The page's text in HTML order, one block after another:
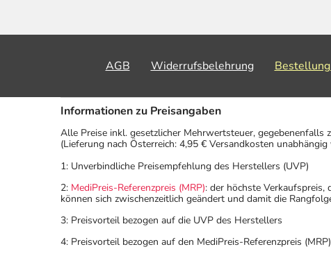
AGB Widerrufsbelehrung
Informationen zu Preisangaben
Alle Preise inkl. gesetzlicher Mehrwertsteuer, gegebenenfalls
(Lieferung nach Österreich: 4,95 € Versandkosten
1: Unverbindliche Preisempfehlung des Herstellers (UVP)
2: MediPreis-Referenzpreis (MRP): der höchste
können sich zwischenzeitlich geändert und damit die
3: Preisvorteil bezogen auf die UVP des Herstellers
4: Preisvorteil bezogen auf den MediPreis-Referenzpreis